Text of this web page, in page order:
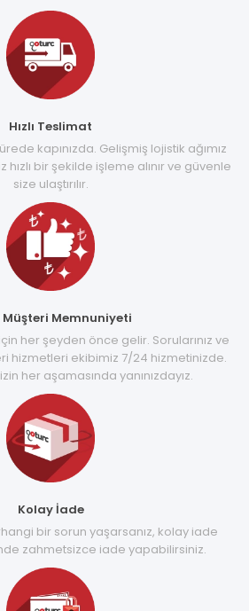
Hızlı Teslimat
kapınızda. Gelişmiş lojistik ağımız
bir şekilde işleme alınır ve güvenle
size ulaştırılır.
Müşteri Memnuniyeti
her şeyden önce gelir. Sorularınız ve
hizmetleri ekibimiz 7/24 hizmetinizde.
her aşamasında yanınızdayız.
Kolay İade
bir sorun yaşarsanız, kolay iade
zahmetsizce iade yapabilirsiniz.